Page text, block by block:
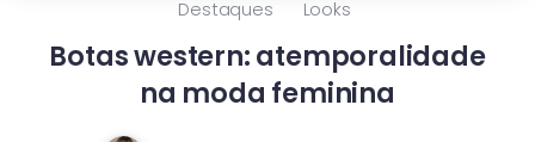
Destaques Looks
Botas western: atemporalidade
na moda feminina